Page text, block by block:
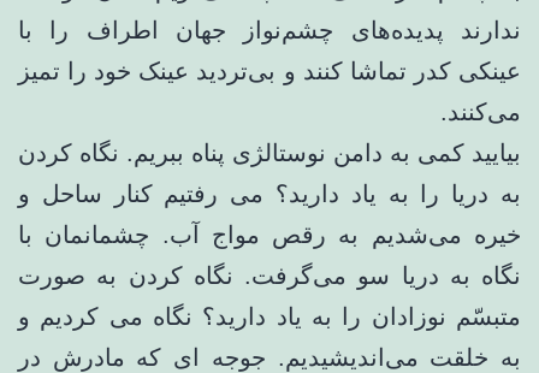
ندارند پدیده‌های چشم‌نواز جهان اطراف را با
عینکی کدر تماشا کنند و بی‌تردید عینک خود را تمیز
می‌کنند.
بیایید کمی به دامن نوستالژی پناه ببریم. نگاه کردن
به دریا را به یاد دارید؟ می رفتیم کنار ساحل و
خیره می‌شدیم به رقص مواج آب. چشمانمان با
نگاه به دریا سو می‌گرفت. نگاه کردن به صورت
متبسّم نوزادان را به یاد دارید؟ نگاه می کردیم و
به خلقت می‌اندیشیدیم. جوجه ای که مادرش در